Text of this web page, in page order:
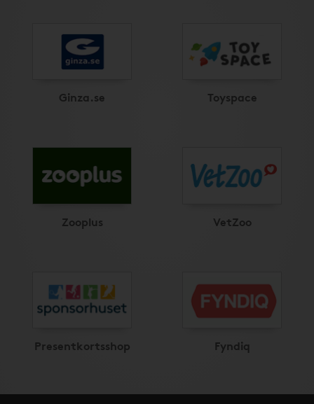
Ginza.se Toyspace
Zooplus VetZoo
Presentkortsshop Fyndiq